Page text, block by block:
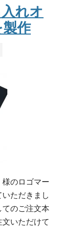
れオ
作
のロゴマー
ただきまし
のご注文本
いただけて